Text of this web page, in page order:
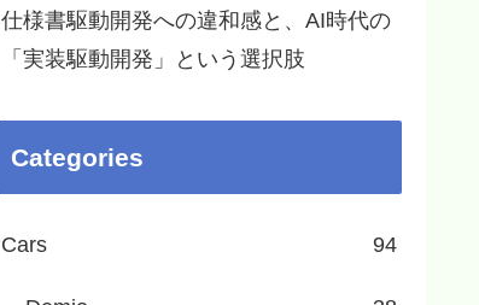
仕様書駆動開発への違和感と、AI時代の
「実装駆動開発」という選択肢
Categories
Cars 94